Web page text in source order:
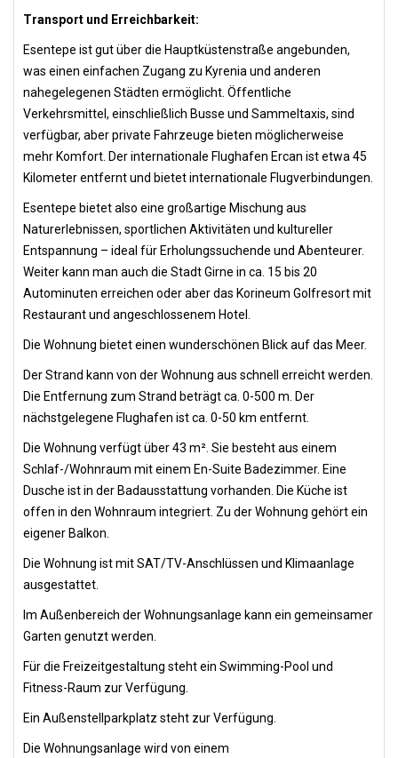
Transport und Erreichbarkeit:
Esentepe ist gut über die Hauptküstenstraße angebunden,
was einen einfachen Zugang zu Kyrenia und anderen
nahegelegenen Städten ermöglicht. Öffentliche
Verkehrsmittel, einschließlich Busse und Sammeltaxis, sind
verfügbar, aber private Fahrzeuge bieten möglicherweise
mehr Komfort. Der internationale Flughafen Ercan ist etwa 45
Kilometer entfernt und bietet internationale Flugverbindungen.
Esentepe bietet also eine großartige Mischung aus
Naturerlebnissen, sportlichen Aktivitäten und kultureller
Entspannung – ideal für Erholungssuchende und Abenteurer.
Weiter kann man auch die Stadt Girne in ca. 15 bis 20
Autominuten erreichen oder aber das Korineum Golfresort mit
Restaurant und angeschlossenem Hotel.
Die Wohnung bietet einen wunderschönen Blick auf das Meer.
Der Strand kann von der Wohnung aus schnell erreicht werden.
Die Entfernung zum Strand beträgt ca. 0-500 m. Der
nächstgelegene Flughafen ist ca. 0-50 km entfernt.
Die Wohnung verfügt über 43 m². Sie besteht aus einem
Schlaf-/Wohnraum mit einem En-Suite Badezimmer. Eine
Dusche ist in der Badausstattung vorhanden. Die Küche ist
offen in den Wohnraum integriert. Zu der Wohnung gehört ein
eigener Balkon.
Die Wohnung ist mit SAT/TV-Anschlüssen und Klimaanlage
ausgestattet.
Im Außenbereich der Wohnungsanlage kann ein gemeinsamer
Garten genutzt werden.
Für die Freizeitgestaltung steht ein Swimming-Pool und
Fitness-Raum zur Verfügung.
Ein Außenstellparkplatz steht zur Verfügung.
Die Wohnungsanlage wird von einem